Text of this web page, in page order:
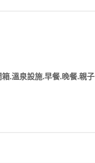
.溫泉設施.早餐.晚餐.親子